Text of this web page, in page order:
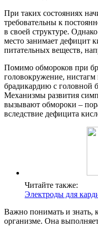
При таких состояниях
требовательны к
в своей структуре.
место занимает дефицит
питательных веществ,
Помимо обмороков при
головокружение,
брадикардию с головной
Механизмы развития
вызывают обмороки –
вследствие дефицита
Читайте также:
Электроды для
Важно понимать и знать,
организме. Она